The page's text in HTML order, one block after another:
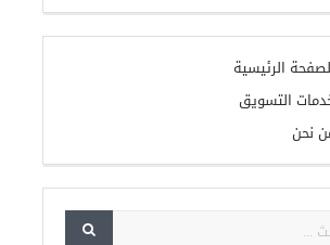
الرئيسية
التسويق
نحن